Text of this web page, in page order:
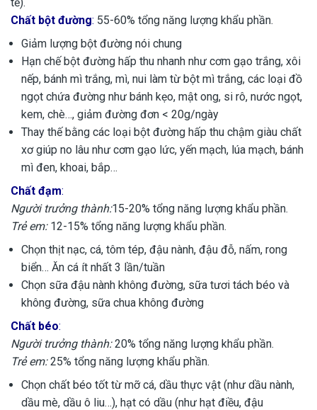
Chất bột đường: 55-60% tổng năng lượng khẩu phần.
Giảm lượng bột đường nói chung
Hạn chế bột đường hấp thu nhanh như cơm gạo trắng, xôi
nếp, bánh mì trắng, mì, nui làm từ bột mì trắng, các loại đồ
ngọt chứa đường như bánh kẹo, mật ong, si rô, nước ngọt,
kem, chè…, giảm đường đơn < 20g/ngày
Thay thế bằng các loại bột đường hấp thu chậm giàu chất
xơ giúp no lâu như cơm gạo lức, yến mạch, lúa mạch, bánh
mì đen, khoai, bắp…
Chất đạm:
Người trưởng thành:15-20% tổng năng lượng khẩu phần.
Trẻ em:12-15% tổng năng lượng khẩu phần.
Chọn thịt nạc, cá, tôm tép, đậu nành, đậu đỗ, nấm, rong
biển… Ăn cá ít nhất 3 lần/tuần
Chọn sữa đậu nành không đường, sữa tươi tách béo và
không đường, sữa chua không đường
Chất béo:
Người trưởng thành:20% tổng năng lượng khẩu phần.
Trẻ em:25% tổng năng lượng khẩu phần.
Chọn chất béo tốt từ mỡ cá, dầu thực vật (như dầu nành,
dầu mè, dầu ô liu…), hạt có dầu (như hạt điều, đậu